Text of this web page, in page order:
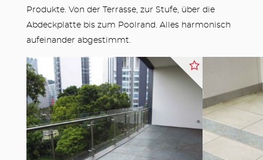
Produkte. Von der Terrasse, zur Stufe, über die
Abdeckplatte bis zum Poolrand. Alles harmonisch
aufeinander abgestimmt.